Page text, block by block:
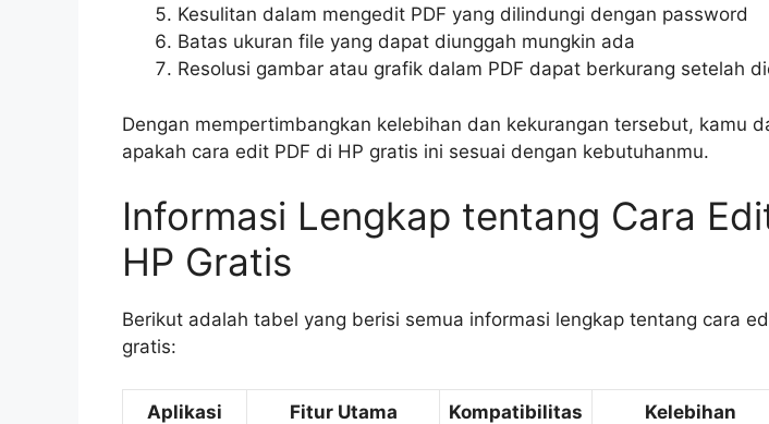
Kesulitan dalam mengedit PDF yang dilindungi dengan password
Batas ukuran file yang dapat diunggah mungkin ada
Resolusi gambar atau grafik dalam PDF dapat berkurang setelah
Dengan mempertimbangkan kelebihan dan kekurangan tersebut, kamu
apakah cara edit PDF di HP gratis ini sesuai dengan kebutuhanmu.
Informasi Lengkap tentang Cara
HP Gratis
Berikut adalah tabel yang berisi semua informasi lengkap tentang cara
gratis:
Aplikasi Fitur Utama Kompatibilitas Kelebihan